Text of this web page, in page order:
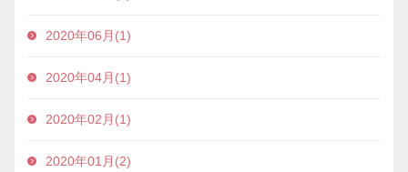
2020年06月(1)
2020年04月(1)
2020年02月(1)
2020年01月(2)